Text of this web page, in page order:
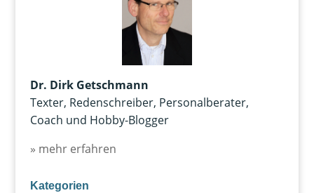
Dr. Dirk Getschmann
Texter, Redenschreiber, Personalberater,
Coach und Hobby-Blogger
» mehr erfahren
Kategorien